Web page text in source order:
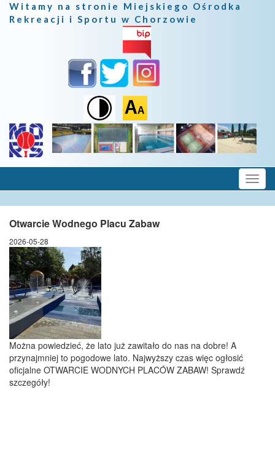
Witamy na stronie Miejskiego Ośrodka
Rekreacji i Sportu w Chorzowie
Otwarcie Wodnego Placu Zabaw
2026-05-28
Można powiedzieć, że lato już zawitało do nas na dobre! A
przynajmniej to pogodowe lato. Najwyższy czas więc ogłosić
oficjalne OTWARCIE WODNYCH PLACÓW ZABAW! Sprawdź
szczegóły!